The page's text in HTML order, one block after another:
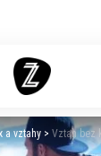
a vztahy > Vztah bez